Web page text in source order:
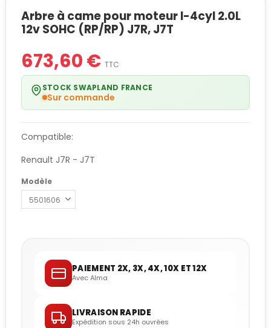
Arbre à came pour moteur I-4cyl 2.0L
12v SOHC (RP/RP) J7R, J7T
673,60 € TTC
STOCK SWAPLAND FRANCE
Sur commande
Compatible:
Renault J7R - J7T
Modèle
PAIEMENT 2X, 3X, 4X, 10X ET 12X
Avec Alma
LIVRAISON RAPIDE
Expédition sous 24h ouvrées